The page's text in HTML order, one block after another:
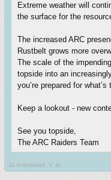
Extreme weather will
the surface for the
The increased ARC
Rustbelt grows more
The scale of the
topside into an
you’re prepared for what’s
Keep a lookout - new
See you topside,
The ARC Raiders Team
Ja inderdaad, V. ja.